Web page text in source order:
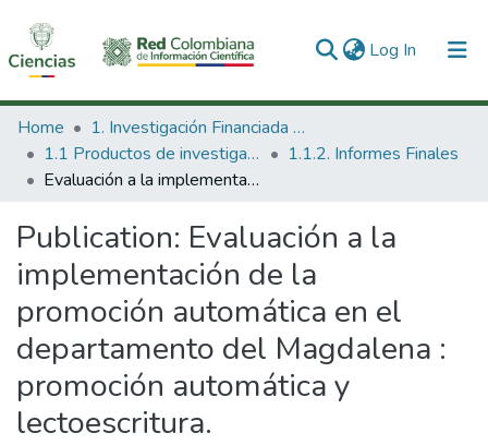
Log In (current)
Communities & Collections
All of DSpace
Home
1. Investigación Financiada con Recursos Públicos
1.1 Productos de investigación
1.1.2. Informes Finales
Evaluación a la implementación de la promoción automática en el departamento del Magdalena : promoción automática y lectoescritura.
Publication: Evaluación a la
implementación de la
promoción automática en el
departamento del Magdalena :
promoción automática y
lectoescritura.